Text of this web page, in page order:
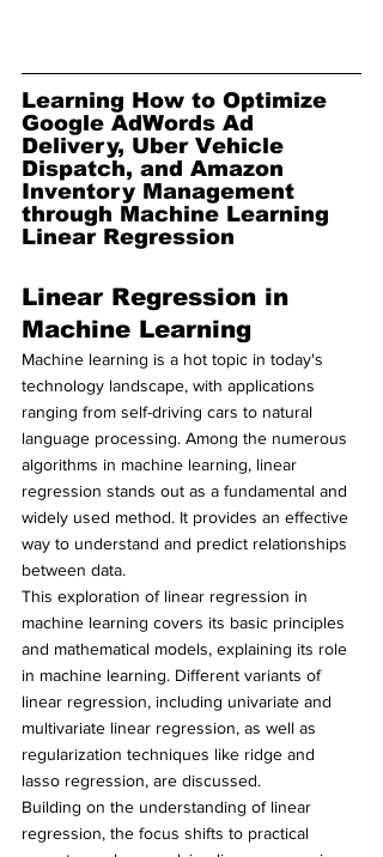
Learning How to Optimize
Google AdWords Ad
Delivery, Uber Vehicle
Dispatch, and Amazon
Inventory Management
through Machine Learning
Linear Regression
Linear Regression in
Machine Learning
Machine learning is a hot topic in today's
technology landscape, with applications
ranging from self-driving cars to natural
language processing. Among the numerous
algorithms in machine learning, linear
regression stands out as a fundamental and
widely used method. It provides an effective
way to understand and predict relationships
between data.
This exploration of linear regression in
machine learning covers its basic principles
and mathematical models, explaining its role
in machine learning. Different variants of
linear regression, including univariate and
multivariate linear regression, as well as
regularization techniques like ridge and
lasso regression, are discussed.
Building on the understanding of linear
regression, the focus shifts to practical